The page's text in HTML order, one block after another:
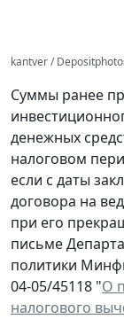
kantver /
Суммы ранее
денежных
налоговом
если с даты
договора на
при его
письме
политики
04-05/45118 "О
налогового